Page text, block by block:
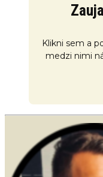
Klikni sem a
medzi nimi